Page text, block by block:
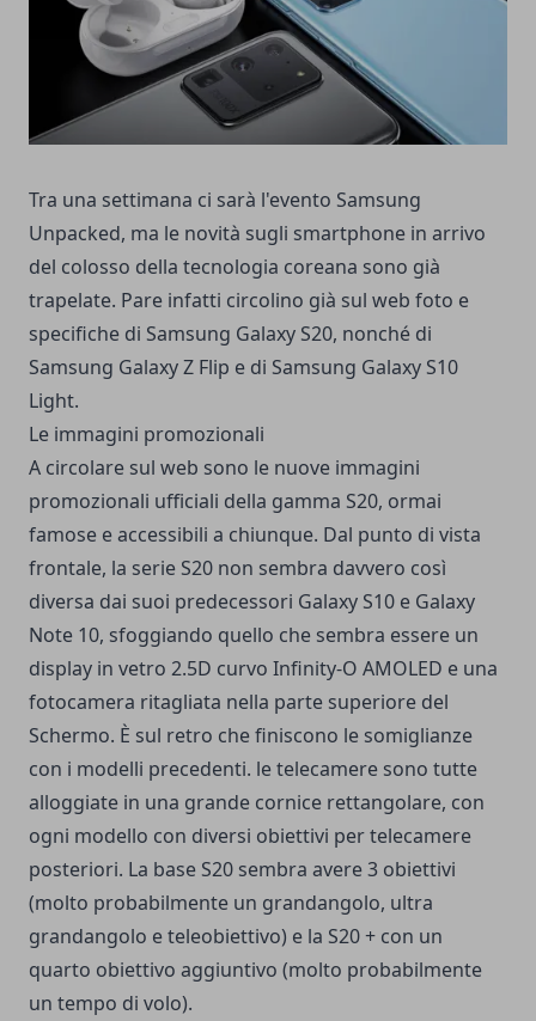
Tra una settimana ci sarà l'evento Samsung
Unpacked, ma le novità sugli smartphone in arrivo
del colosso della tecnologia coreana sono già
trapelate. Pare infatti circolino già sul web foto e
specifiche di Samsung Galaxy S20, nonché di
Samsung Galaxy Z Flip e di Samsung Galaxy S10
Light.
Le immagini promozionali
A circolare sul web sono le nuove immagini
promozionali ufficiali della gamma S20, ormai
famose e accessibili a chiunque. Dal punto di vista
frontale, la serie S20 non sembra davvero così
diversa dai suoi predecessori Galaxy S10 e Galaxy
Note 10, sfoggiando quello che sembra essere un
display in vetro 2.5D curvo Infinity-O AMOLED e una
fotocamera ritagliata nella parte superiore del
Schermo. È sul retro che finiscono le somiglianze
con i modelli precedenti. le telecamere sono tutte
alloggiate in una grande cornice rettangolare, con
ogni modello con diversi obiettivi per telecamere
posteriori. La base S20 sembra avere 3 obiettivi
(molto probabilmente un grandangolo, ultra
grandangolo e teleobiettivo) e la S20 + con un
quarto obiettivo aggiuntivo (molto probabilmente
un tempo di volo).